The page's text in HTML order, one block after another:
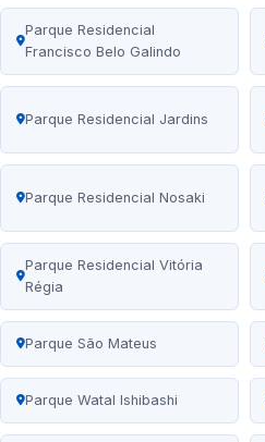
Parque Residencial
Francisco Belo Galindo
Parque Residencial Jardins
Parque Residencial Nosaki
Parque Residencial Vitória
Régia
Parque São Mateus
Parque Watal Ishibashi